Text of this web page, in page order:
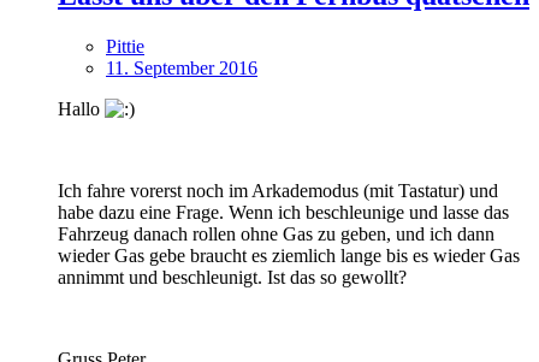
Pittie
11. September 2016
Hallo
Ich fahre vorerst noch im Arkademodus (mit Tastatur) und
habe dazu eine Frage. Wenn ich beschleunige und lasse das
Fahrzeug danach rollen ohne Gas zu geben, und ich dann
wieder Gas gebe braucht es ziemlich lange bis es wieder Gas
annimmt und beschleunigt. Ist das so gewollt?